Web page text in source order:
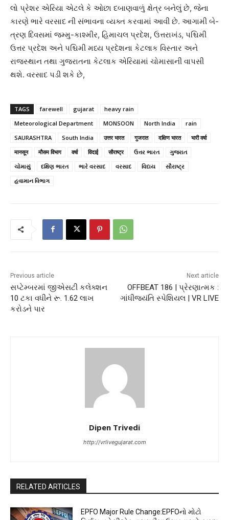
લો પ્રેશર એરિયા એટલે કે ઓછા દબાણવાળું ક્ષેત્ર બનેલું છે, જેના
કારણે ભારે વરસાદ ની સંભાવના વ્યક્ત કરવામાં આવી છે. આગામી બે-
ત્રણ દિવસમાં જમ્મુ-કાશ્મીર, હિમાચલ પ્રદેશ, ઉત્તરાખંડ, પશ્ચિમી
ઉત્તર પ્રદેશ અને પશ્ચિમી મધ્ય પ્રદેશના કેટલાક વિસ્તાર અને
રાજસ્થાન તથા ગુજરાતના કેટલાક એરિયામાં ચોમાસાની વાપસી
થશે. વરસાદ પડી શકે છે,
TAGS farewell gujarat
heavy rain
Meteorological Department
MONSOON North India
rain
SAURASHTRA
South India उत्तर भारत गुजरात दक्षिण भारत
भारी वर्षा
मानसून
मौसम विभाग वर्षा विदाई सौराष्ट्र ઉત્તર ભારત
ગુજરાત
ચોમાસું
દક્ષિણ ભારત ભારે વરસાદ વરસાદ વિદાય
સૌરાષ્ટ્ર
હવામાન વિભાગ
Previous article
સપ્ટેમ્બરમાં જીએસટી કલેક્શન
10 ટકા વધીને રૂ. 1.62 લાખ
કરોડને પાર
Next article
OFFBEAT 186 | પ્રેરણાત્મક :
ગાંધીજયંતિ સ્પેશિયલ | VR LIVE
Dipen Trivedi
http://vrlivegujarat.com
RELATED ARTICLES
EPFO Major Rule Change:EPFOનો મોટો